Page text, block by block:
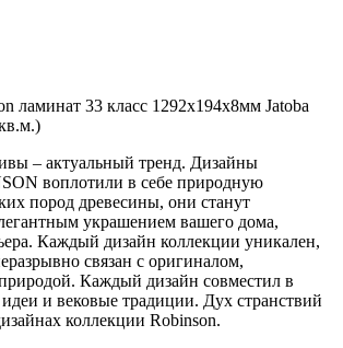
ламинат 33 класс 1292х194х8мм Jatoba
– актуальный тренд. Дизайны
воплотили в себе природную
пород древесины, они станут
украшением вашего дома,
Каждый дизайн коллекции уникален,
связан с оригиналом,
Каждый дизайн совместил в
и вековые традиции. Дух странствий
коллекции Robinson.